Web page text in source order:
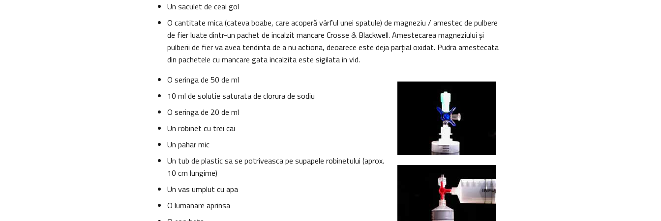
Un saculet de ceai gol
O cantitate mica (cateva boabe, care acoperă vârful unei spatule) de magneziu / amestec de pulbere
de fier luate dintr-un pachet de incalzit mancare Crosse & Blackwell. Amestecarea magneziului şi
pulberii de fier va avea tendinta de a nu actiona, deoarece este deja parţial oxidat. Pudra amestecata
din pachetele cu mancare gata incalzita este sigilata in vid.
O seringa de 50 de ml
10 ml de solutie saturata de clorura de sodiu
O seringa de 20 de ml
Un robinet cu trei cai
Un pahar mic
Un tub de plastic sa se potriveasca pe supapele robinetului (aprox.
10 cm lungime)
Un vas umplut cu apa
O lumanare aprinsa